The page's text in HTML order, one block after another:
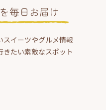
毎日お届け
イーツやグルメ情報
たい素敵なスポット